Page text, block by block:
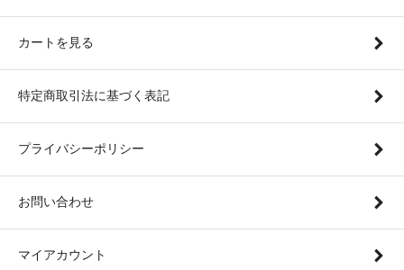
カートを見る
特定商取引法に基づく表記
プライバシーポリシー
お問い合わせ
マイアカウント